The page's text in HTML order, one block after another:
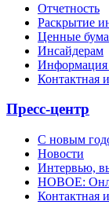
Отчетность
Раскрытие
Ценные
Инсайдерам
Информация
Контактная
Пресс-центр
С новым
Новости
Интервью,
НОВОЕ:
Контактная